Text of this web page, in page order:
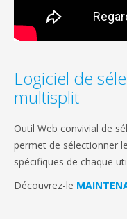
Logiciel de
multisplit
Outil Web convivial de
permet de sélectionner
spécifiques de chaque
Découvrez-le